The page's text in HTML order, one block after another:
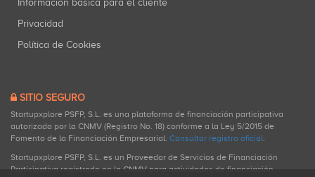
Información básica para el cliente
Privacidad
Política de Cookies
SITIO SEGURO
Startupxplore PSFP, S.L. es una plataforma de financiación participativa
autorizada por la CNMV (Registro No. 18) conforme a la Ley 5/2015 de
Fomento de la Financiación Empresarial. Consultar registro oficial.
Startupxplore PSFP, S.L. es un Proveedor de Servicios de Financiación
Participativa registrado en la CNMV para actividades de financiación